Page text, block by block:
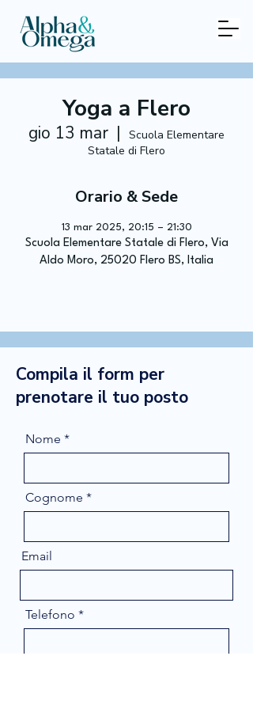
Yoga a Flero
gio 13 mar
  |
Scuola Elementare
Statale di Flero
Orario & Sede
13 mar 2025, 20:15 – 21:30
Scuola Elementare Statale di Flero, Via
Aldo Moro, 25020 Flero BS, Italia
Compila il form per
prenotare il tuo posto
Nome
Cognome
Email
Telefono